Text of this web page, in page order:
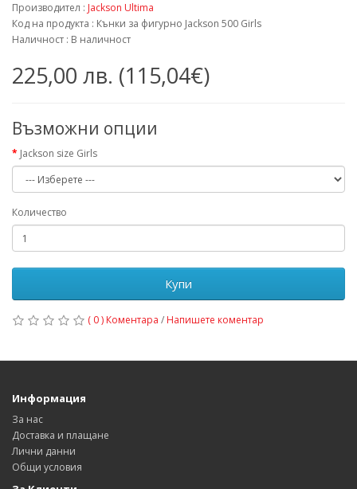
Производител : Jackson Ultima
Код на продукта : Кънки за фигурно Jackson 500 Girls
Наличност : В наличност
225,00 лв. (115,04€)
Възможни опции
Jackson size Girls
Количество
Купи
( 0 ) Коментара / Напишете коментар
Информация
За нас
Доставка и плащане
Лични данни
Общи условия